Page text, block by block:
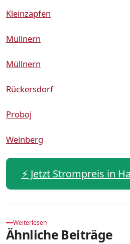
Kleinzapfen
Müllnern
Müllnern
Rückersdorf
Proboj
Weinberg
⚡️ Jetzt Strompreis in
Weiterlesen
Ähnliche Beiträge